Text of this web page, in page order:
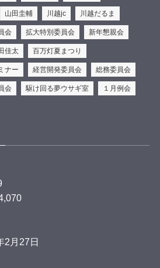
アップ委員会主催の清掃活動に
んの人の「きれいにしたい」
いで支えられているんだ☝️
なみも、地域のみなさんの力が
い姿を保てているんだ🤝
けるまち、また来たいと思って
にお疲れさまでした🙏✨
jc
山田圭輔 川越jc 川越だるま
会 拡大特別委員会 新年懇親会
佳太 百万灯夏まつり
ナー 経営開発委員会 総務委員会
会 駆け回る夢ウサギ室 １月例会
2月27日